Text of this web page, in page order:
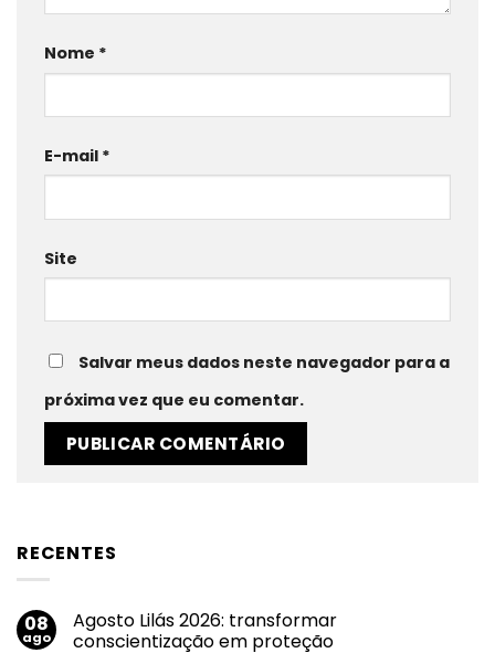
Nome *
E-mail *
Site
Salvar meus dados neste navegador para a
próxima vez que eu comentar.
RECENTES
08
ago
Agosto Lilás 2026: transformar
conscientização em proteção